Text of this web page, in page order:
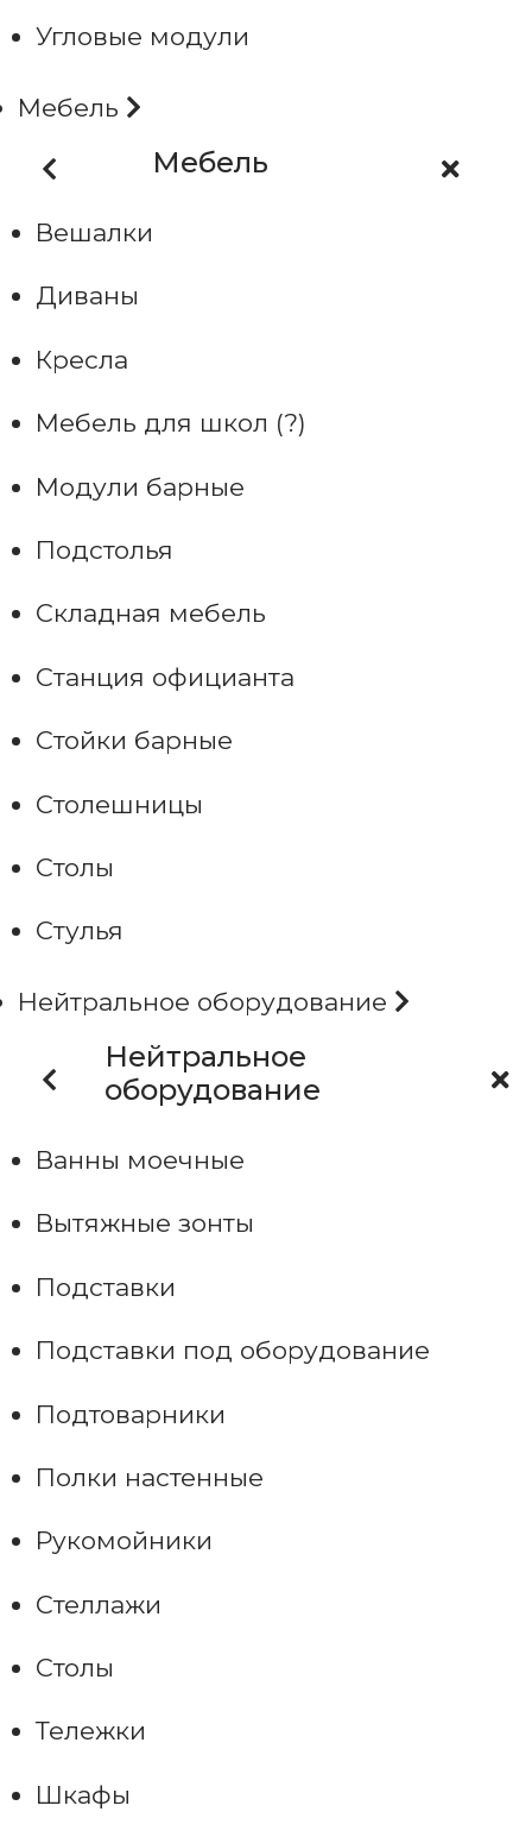
Угловые модули
Мебель
Мебель
Вешалки
Диваны
Кресла
Мебель для школ (?)
Модули барные
Подстолья
Складная мебель
Станция официанта
Стойки барные
Столешницы
Столы
Стулья
Нейтральное оборудование
Нейтральное
оборудование
Ванны моечные
Вытяжные зонты
Подставки
Подставки под оборудование
Подтоварники
Полки настенные
Рукомойники
Стеллажи
Столы
Тележки
Шкафы